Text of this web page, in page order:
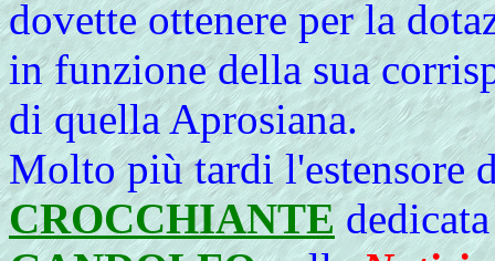
dovette ottenere per la
in funzione della sua
di quella Aprosiana.
Molto più tardi l'estensore
CROCCHIANTE